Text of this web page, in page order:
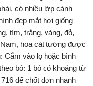
có nhiều lớp cánh
đẹp mắt hơi giống
tím, trắng, vàng, đỏ,
hoa cát tường được
Cắm vào lọ hoặc bình
bó: 1 bó có khoảng từ
để chốt đơn nhanh